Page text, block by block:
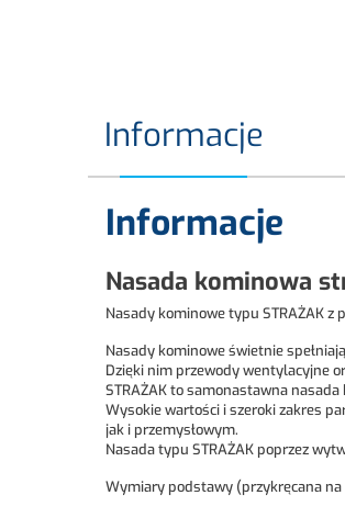
Informacje
Informacje
Nasada kominowa
Nasady kominowe typu STRAŻAK
Nasady kominowe świetnie
Dzięki nim przewody wentylacyjne
STRAŻAK to samonastawna
Wysokie wartości i szeroki zakres
jak i przemysłowym.
Nasada typu STRAŻAK poprzez
Wymiary podstawy (przykręcana